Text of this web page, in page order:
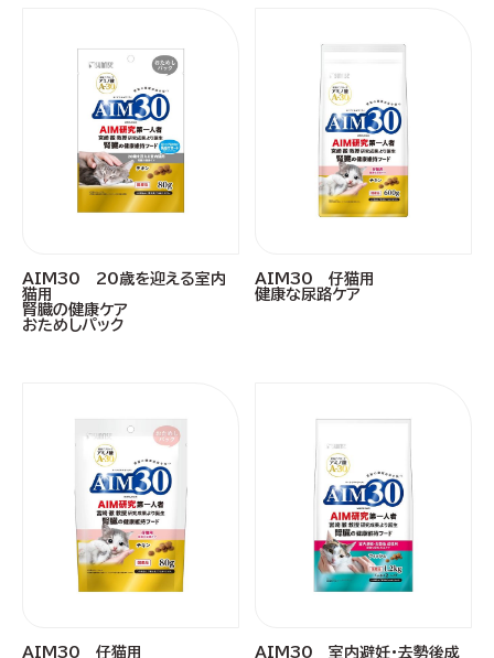
AIM30 20歳を迎える室内
猫用
腎臓の健康ケア
おためしパック
AIM30 仔猫用
健康な尿路ケア
AIM30 仔猫用
AIM30 室内避妊・去勢後成